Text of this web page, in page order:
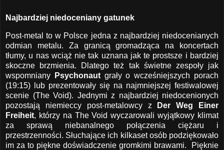
Najbardziej niedoceniany gatunek
Post-metal to w Polsce jedna z najbardziej niedocenianych
odmian metalu. Za granicą gromadząca na koncertach
tłumy, u nas wciąż nie tak uznana jak te prostsze i bardziej
skoczne brzmienia. Dlatego też tak świetne zespoły jak
wspomniany
Psychonaut grały o wcześniejszych porach
(19:15) lub prezentowały się na najmniejszej festiwalowej
scenie (The Void). Jednymi z najbardziej niedocenionych
pozostają niemieccy post-metalowcy z
Der Weg Einer
Freiheit, którzy na The Void wyczarowali wyjątkowy klimat
za sprawą niebanalnego połączenia ciężaru i
przestrzenności. Słuchające ich kilkaset osób podziękowało
im za to piękne doświadczenie gromkimi brawami. Pięknie